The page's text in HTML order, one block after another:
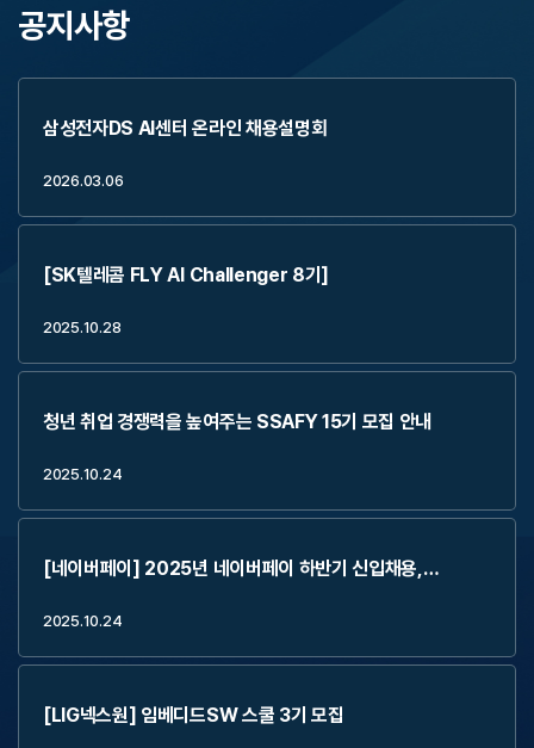
공지사항
삼성전자DS AI센터 온라인 채용설명회
2026.03.06
[SK텔레콤 FLY AI Challenger 8기]
2025.10.28
청년 취업 경쟁력을 높여주는 SSAFY 15기 모집 안내
2025.10.24
[네이버페이] 2025년 네이버페이 하반기 신입채용,
2025.10.24
[LIG넥스원] 임베디드SW 스쿨 3기 모집